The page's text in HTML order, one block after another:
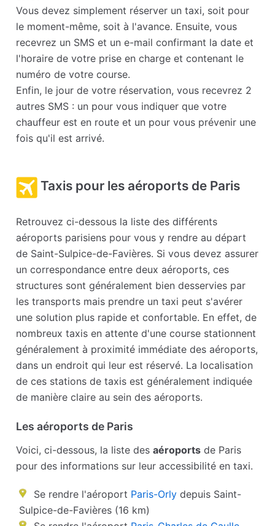
Vous devez simplement réserver un taxi, soit pour
le moment-même, soit à l'avance. Ensuite, vous
recevrez un SMS et un e-mail confirmant la date et
l'horaire de votre prise en charge et contenant le
numéro de votre course.
Enfin, le jour de votre réservation, vous recevrez 2
autres SMS : un pour vous indiquer que votre
chauffeur est en route et un pour vous prévenir une
fois qu'il est arrivé.
Taxis pour les aéroports de Paris
Retrouvez ci-dessous la liste des différents
aéroports parisiens pour vous y rendre au départ
de Saint-Sulpice-de-Favières. Si vous devez assurer
un correspondance entre deux aéroports, ces
structures sont généralement bien desservies par
les transports mais prendre un taxi peut s'avérer
une solution plus rapide et confortable. En effet, de
nombreux taxis en attente d'une course stationnent
généralement à proximité immédiate des aéroports,
dans un endroit qui leur est réservé. La localisation
de ces stations de taxis est généralement indiquée
de manière claire au sein des aéroports.
Les aéroports de Paris
Voici, ci-dessous, la liste desaéroports de Paris
pour des informations sur leur accessibilité en taxi.
Se rendre l'aéroport Paris-Orly depuis Saint-
Sulpice-de-Favières (16 km)